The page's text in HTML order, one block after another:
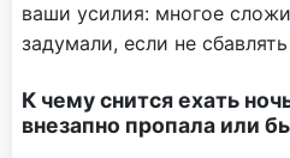
ваши усилия: многое
задумали, если не
К чему снится ехать
внезапно пропала или